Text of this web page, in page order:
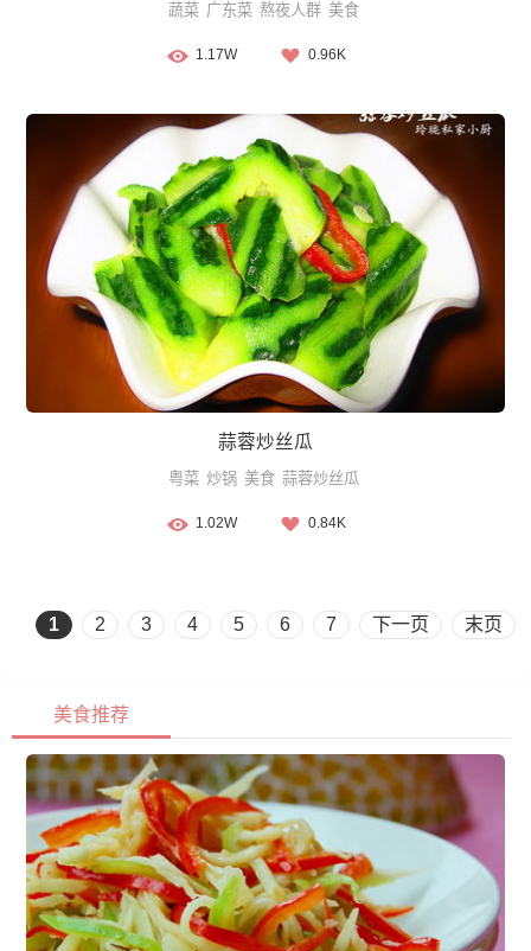
蔬菜 广东菜 熬夜人群 美食
1.17W 0.96K
蒜蓉炒丝瓜
粤菜 炒锅 美食 蒜蓉炒丝瓜
1.02W 0.84K
1 2 3 4 5 6 7 下一页 末页
美食推荐